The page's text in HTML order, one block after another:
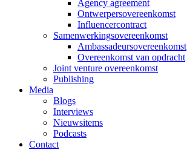
Agency agreement
Ontwerpersovereenkomst
Influencercontract
Samenwerkingsovereenkomst
Ambassadeursovereenkomst
Overeenkomst van opdracht
Joint venture overeenkomst
Publishing
Media
Blogs
Interviews
Nieuwsitems
Podcasts
Contact